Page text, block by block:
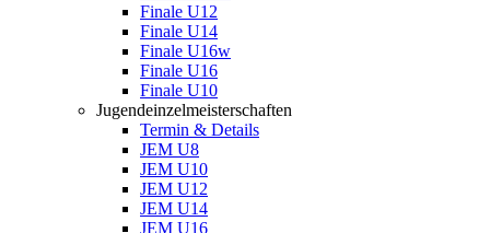
Finale U12
Finale U14
Finale U16w
Finale U16
Finale U10
Jugendeinzelmeisterschaften
Termin & Details
JEM U8
JEM U10
JEM U12
JEM U14
JEM U16